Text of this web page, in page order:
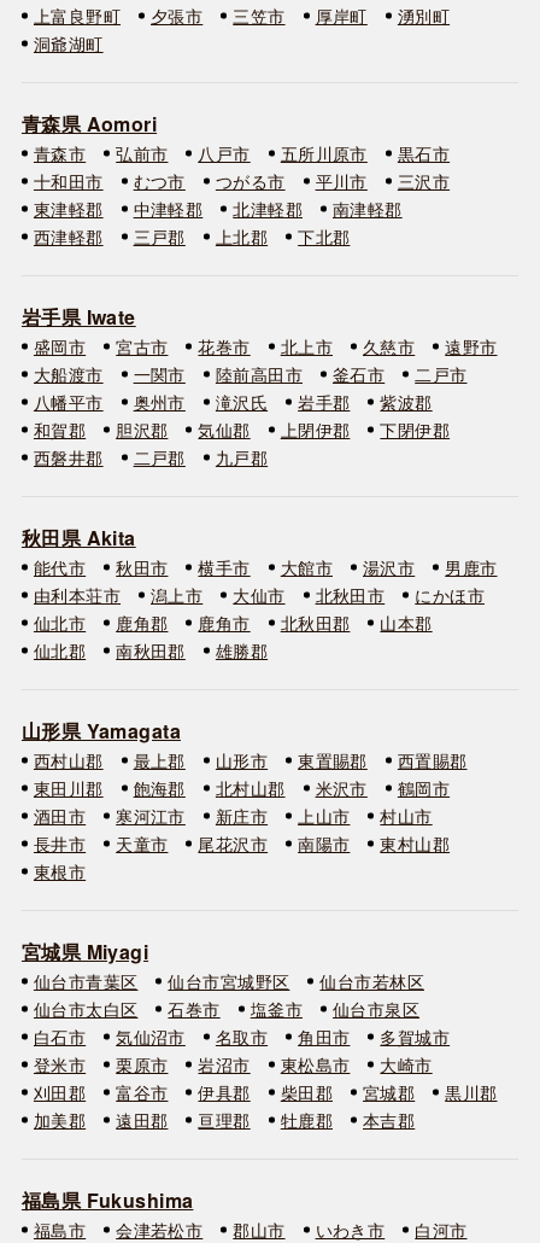
上富良野町 夕張市 三笠市 厚岸町
湧別町
洞爺湖町
青森県 Aomori
青森市 弘前市 八戸市 五所川原市
黒石市
十和田市
むつ市 つがる市 平川市
三沢市
東津軽郡
中津軽郡 北津軽郡
南津軽郡
西津軽郡
三戸郡 上北郡 下北郡
岩手県 Iwate
盛岡市 宮古市 花巻市 北上市 久慈市
遠野市
大船渡市
一関市 陸前高田市 釜石市
二戸市
八幡平市
奥州市 滝沢氏 岩手郡
紫波郡
和賀郡
胆沢郡 気仙郡 上閉伊郡
下閉伊郡
西磐井郡
二戸郡 九戸郡
秋田県 Akita
能代市 秋田市 横手市 大館市 湯沢市
男鹿市
由利本荘市
潟上市 大仙市 北秋田市
にかほ市
仙北市
鹿角郡 鹿角市 北秋田郡
山本郡
仙北郡
南秋田郡 雄勝郡
山形県 Yamagata
西村山郡 最上郡 山形市 東置賜郡
西置賜郡
東田川郡
飽海郡 北村山郡 米沢市
鶴岡市
酒田市
寒河江市 新庄市 上山市
村山市
長井市
天童市 尾花沢市 南陽市
東村山郡
東根市
宮城県 Miyagi
仙台市青葉区 仙台市宮城野区
仙台市若林区
仙台市太白区
石巻市 塩釜市
仙台市泉区
白石市
気仙沼市 名取市 角田市
多賀城市
登米市
栗原市 岩沼市 東松島市
大崎市
刈田郡
富谷市 伊具郡 柴田郡 宮城郡
黒川郡
加美郡
遠田郡 亘理郡 牡鹿郡 本吉郡
福島県 Fukushima
福島市 会津若松市 郡山市 いわき市
白河市